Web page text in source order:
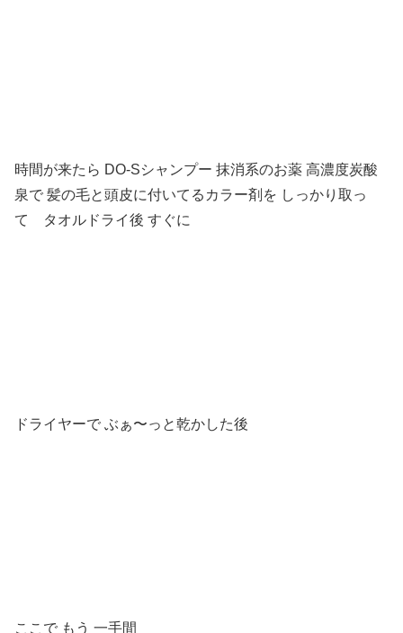
時間が来たら DO-Sシャンプー 抹消系のお薬 高濃度炭酸
泉で 髪の毛と頭皮に付いてるカラー剤を しっかり取っ
て タオルドライ後 すぐに
ドライヤーで ぶぁ〜っと乾かした後
ここで もう 一手間